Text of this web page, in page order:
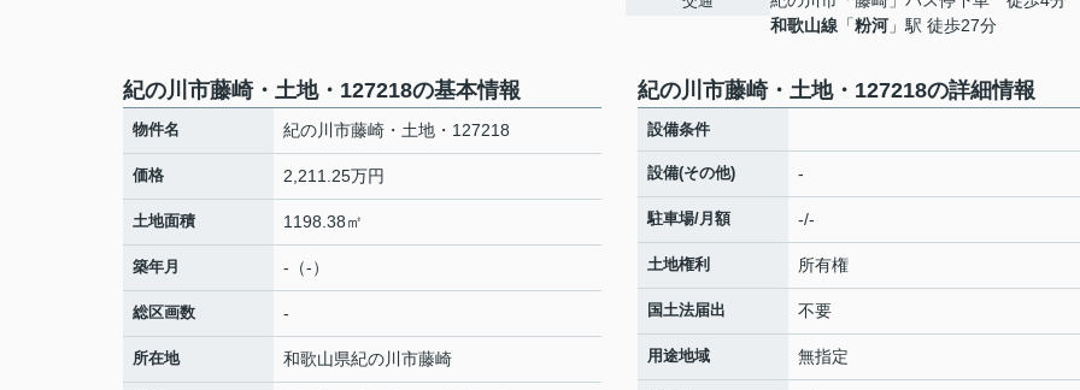
和歌山線 「粉河 」駅 徒歩27分
紀の川市藤崎・土地・127218の基本情報
物件名 紀の川市藤崎・土地・127218
価格 2,211.25万円
土地面積 1198.38㎡
築年月 -（-）
総区画数 -
所在地 和歌山県紀の川市藤崎
紀の川市藤崎・土地・127218の詳細情報
設備条件
設備(その他) -
駐車場/月額 -/-
土地権利 所有権
国土法届出 不要
用途地域 無指定